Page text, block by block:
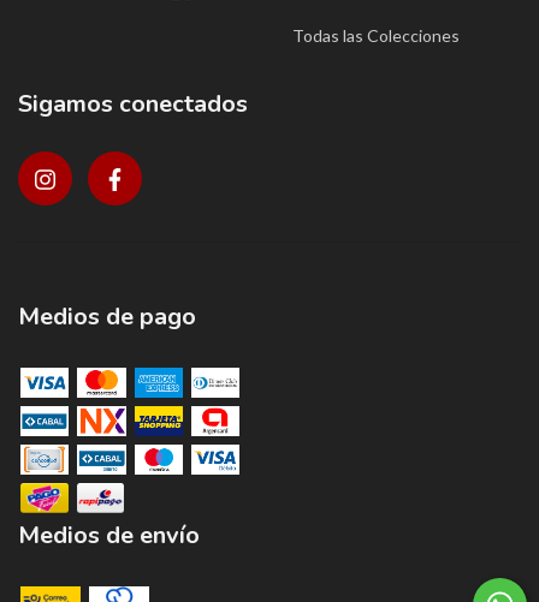
Todas las Colecciones
Sigamos conectados
Medios de pago
Medios de envío